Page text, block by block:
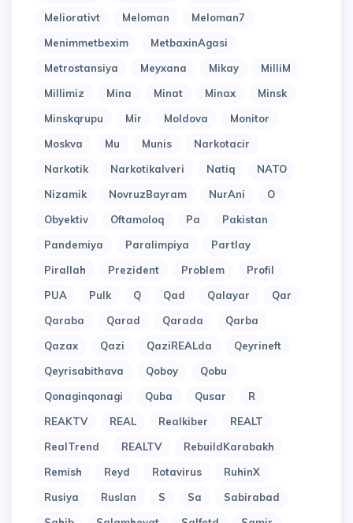
Meliorativt
Meloman
Meloman7
Menimmetbexim
MetbaxinAgasi
Metrostansiya
Meyxana Mikay
MilliM
Millimiz
Mina Minat Minax
Minsk
Minskqrupu
Mir Moldova
Monitor
Moskva
Mu Munis
Narkotacir
Narkotik
Narkotikalveri Natiq
NATO
Nizamik
NovruzBayram NurAni
O
Obyektiv
Oftamoloq Pa
Pakistan
Pandemiya
Paralimpiya
Partlay
Pirallah
Prezident Problem
Profil
PUA
Pulk Q Qad Qalayar
Qar
Qaraba
Qarad Qarada
Qarba
Qazax
Qazi QaziREALda
Qeyrineft
Qeyrisabithava
Qoboy
Qobu
Qonaginqonagi
Quba Qusar
R
REAKTV
REAL Realkiber
REALT
RealTrend
REALTV
RebuildKarabakh
Remish
Reyd Rotavirus
RuhinX
Rusiya
Ruslan S Sa
Sabirabad